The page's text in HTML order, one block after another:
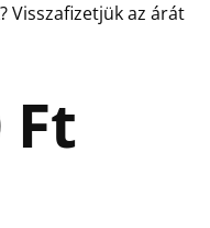
Visszafizetjük az árát
Ft